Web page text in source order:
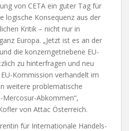
von CETA ein guter Tag für
logische Konsequenz aus der
Kritik – nicht nur in
Europa. „Jetzt ist es an der
die konzerngetriebene EU-
zu hinterfragen und neu
Kommission verhandelt im
weitere problematische
Abkommen“,
von Attac Österreich.
für Internationale Handels-